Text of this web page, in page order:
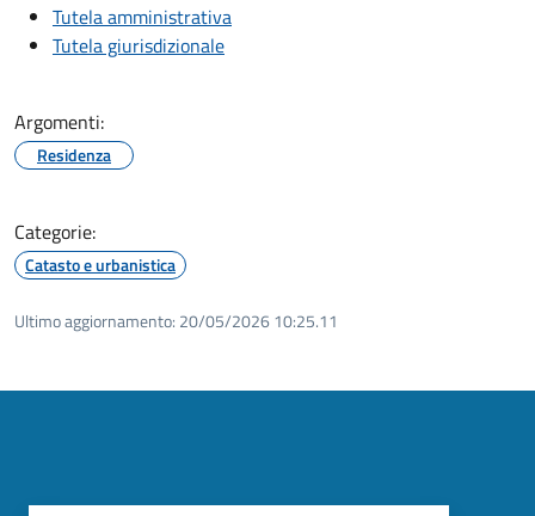
Tutela amministrativa
Tutela giurisdizionale
Argomenti:
Residenza
Categorie:
Catasto e urbanistica
Ultimo aggiornamento: 20/05/2026 10:25.11